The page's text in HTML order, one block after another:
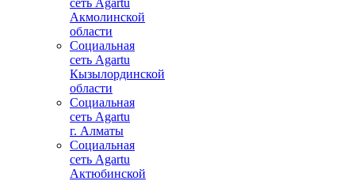
сеть Agartu
Акмолинской
области
Социальная
сеть Agartu
Кызылординской
области
Социальная
сеть Agartu
г. Алматы
Социальная
сеть Agartu
Актюбинской